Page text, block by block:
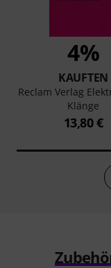
4%
KAUFTEN
Reclam Verlag
Klänge
13,80 €